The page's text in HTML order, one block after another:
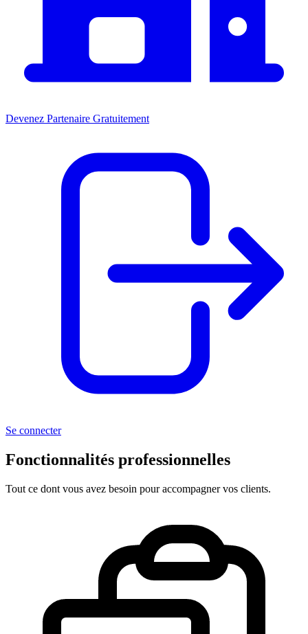
Devenez Partenaire Gratuitement
Se connecter
Fonctionnalités professionnelles
Tout ce dont vous avez besoin pour accompagner vos clients.